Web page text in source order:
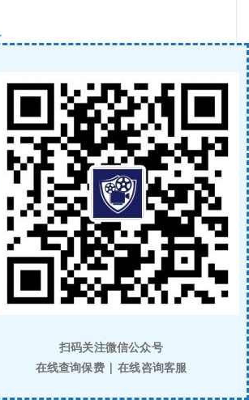
意外险 | 雇主责任保险(396)
扫码关注微信公众号
在线查询保费 | 在线咨询客服